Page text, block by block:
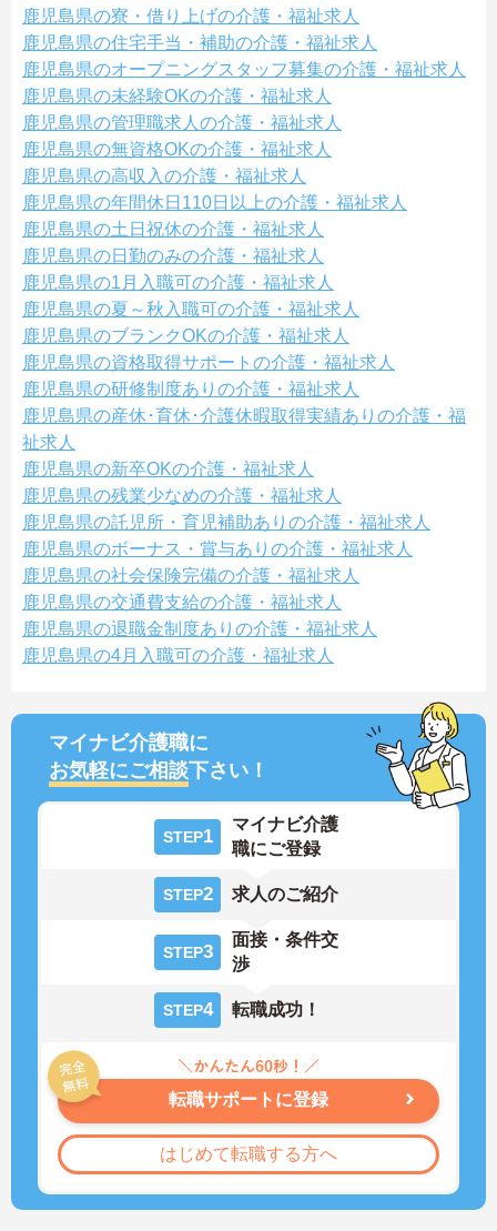
鹿児島県の寮・借り上げの介護・福祉求人
鹿児島県の住宅手当・補助の介護・福祉求人
鹿児島県のオープニングスタッフ募集の介護・福祉求人
鹿児島県の未経験OKの介護・福祉求人
鹿児島県の管理職求人の介護・福祉求人
鹿児島県の無資格OKの介護・福祉求人
鹿児島県の高収入の介護・福祉求人
鹿児島県の年間休日110日以上の介護・福祉求人
鹿児島県の土日祝休の介護・福祉求人
鹿児島県の日勤のみの介護・福祉求人
鹿児島県の1月入職可の介護・福祉求人
鹿児島県の夏～秋入職可の介護・福祉求人
鹿児島県のブランクOKの介護・福祉求人
鹿児島県の資格取得サポートの介護・福祉求人
鹿児島県の研修制度ありの介護・福祉求人
鹿児島県の産休･育休･介護休暇取得実績ありの介護・福
祉求人
鹿児島県の新卒OKの介護・福祉求人
鹿児島県の残業少なめの介護・福祉求人
鹿児島県の託児所・育児補助ありの介護・福祉求人
鹿児島県のボーナス・賞与ありの介護・福祉求人
鹿児島県の社会保険完備の介護・福祉求人
鹿児島県の交通費支給の介護・福祉求人
鹿児島県の退職金制度ありの介護・福祉求人
鹿児島県の4月入職可の介護・福祉求人
マイナビ介護職に
お気軽にご相談下さい！
STEP1
マイナビ介護
職にご登録
STEP2 求人のご紹介
STEP3
面接・条件交
渉
STEP4 転職成功！
転職サポートに登録
はじめて転職する方へ